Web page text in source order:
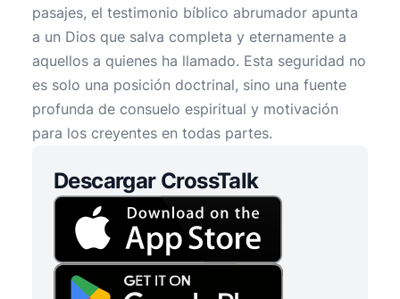
pasajes, el testimonio bíblico abrumador apunta
a un Dios que salva completa y eternamente a
aquellos a quienes ha llamado. Esta seguridad no
es solo una posición doctrinal, sino una fuente
profunda de consuelo espiritual y motivación
para los creyentes en todas partes.
Descargar CrossTalk